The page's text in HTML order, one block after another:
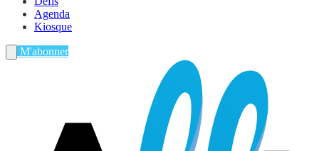
Agenda
Kiosque
M'abonner